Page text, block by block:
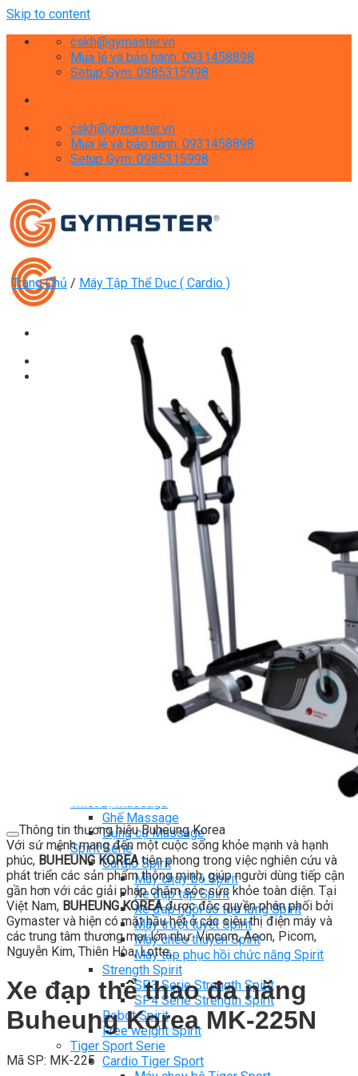
Skip to content
cskh@gymaster.vn
Mua lẻ và bảo hành: 0931458898
Setup Gym: 0985315998
cskh@gymaster.vn
Mua lẻ và bảo hành: 0931458898
Setup Gym: 0985315998
Giàn Tạ Đa Năng
Máy Chạy Bộ
Xe Đạp Tập Thể Dục
Máy Tập Thể Dục ( Cardio )
Máy Chạy Bộ
Xe Đạp Tập Thể Dục
Xe đạp ngồi có tựa lưng
Máy Trượt Tuyết
Máy Chèo Thuyền
Máy Leo Cầu Thang
Máy Rung Bụng
Máy tập phục hồi chức năng
Thiết Bị Phòng Gym chuyên dụng
Máy Khối Tập Với Cáp
Máy khối đa năng
Ghế Tập Đa Năng
Khung Tập Tạ Rời
Dàn Tập Thể Lực 360
Máy tập Home Gym
Giàn Tạ Đa Năng
Ghế Tập Bụng
Thiết Bị Massage
Ghế Massage
Dụng cụ Massage
Spirit Serie
Cardio Spirit
Máy chạy bộ Spirit
Xe đạp tập Spirit
Xe đạp ngồi có tựa lưng Spirit
Máy trượt tuyết Spirit
Máy chèo thuyền Spirit
Máy tập phục hồi chức năng Spirit
Strength Spirit
SP3 Serie Strength Spirit
SP4 Serie Strength Spirit
Robot Spirit
Free weight Spirit
Tiger Sport Serie
Cardio Tiger Sport
Trang Chủ / Máy Tập Thể Dục ( Cardio )
Thông tin thương hiệu Buheung Korea
Với sứ mệnh mang đến một cuộc sống khỏe mạnh và hạnh
phúc, BUHEUNG KOREAtiên phong trong việc nghiên cứu và
phát triển các sản phẩm thông minh, giúp người dùng tiếp cận
gần hơn với các giải pháp chăm sóc sức khỏe toàn diện. Tại
Việt Nam, BUHEUNG KOREAđược độc quyền phân phối bởi
Gymaster và hiện có mặt hầu hết ở các siêu thị điện máy và
các trung tâm thương mại lớn như: Vincom, Aeon, Picom,
Nguyễn Kim, Thiên Hòa, Lotte,…
Xe đạp thể thao đa năng
Buheung Korea MK-225N
Mã SP: MK-225